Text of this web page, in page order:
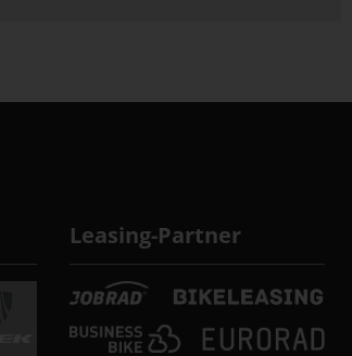
Leasing-Partner